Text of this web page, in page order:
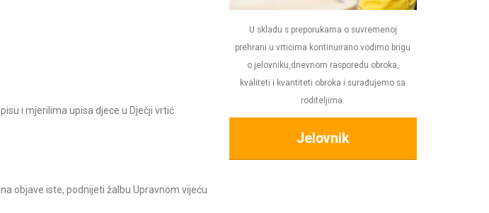
i mjerilima upisa djece u Dječji vrtić
objave iste, podnijeti žalbu Upravnom vijeću
U skladu s preporukama o suvremenoj
prehrani u vrtićima kontinuirano vodimo brigu
o jelovniku,dnevnom rasporedu obroka,
kvaliteti i kvantiteti obroka i surađujemo sa
roditeljima.
Jelovnik